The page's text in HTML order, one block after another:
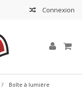
Connexion
Boîte à lumière